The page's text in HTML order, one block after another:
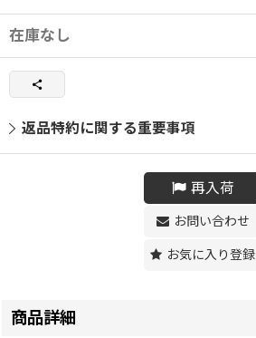
在庫なし
返品特約に関する重要事項
再入荷
お問い合わせ
お気に入り登録
商品詳細